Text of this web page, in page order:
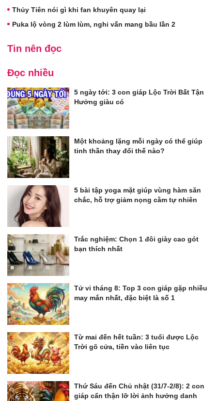
Thủy Tiên nói gì khi fan khuyên quay lại
Puka lộ vòng 2 lùm lùm, nghi vấn mang bầu lần 2
Tin nên đọc
Đọc nhiều
5 ngày tới: 3 con giáp Lộc Trời Bất Tận
Hưởng giàu có
Một khoảng lặng mỗi ngày có thể giúp
tinh thần thay đổi thế nào?
5 bài tập yoga mặt giúp vùng hàm săn
chắc, hỗ trợ giảm nọng cằm tự nhiên
Trắc nghiệm: Chọn 1 đôi giày cao gót
bạn thích nhất
Tử vi tháng 8: Top 3 con giáp gặp nhiều
may mắn nhất, đặc biệt là số 1
Từ mai đến hết tuần: 3 tuổi được Lộc
Trời gõ cửa, tiền vào liên tục
Thứ Sáu đến Chủ nhật (31/7-2/8): 2 con
giáp cẩn thận lỡ lời ảnh hưởng danh